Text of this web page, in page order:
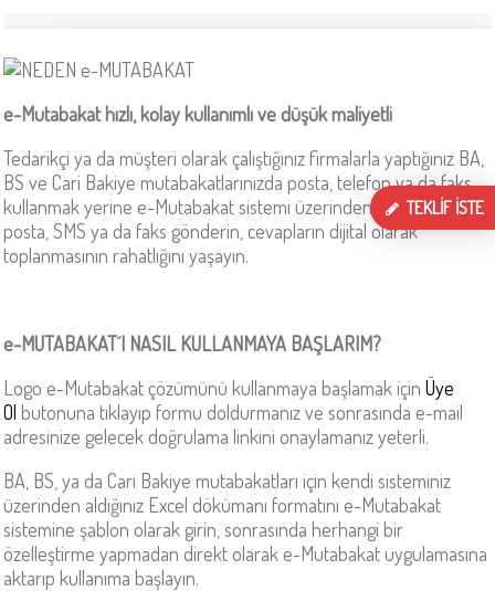
TEKLİF İSTE
e-Mutabakat hızlı, kolay kullanımlı ve düşük maliyetli
Tedarikçi ya da müşteri olarak çalıştığınız firmalarla yaptığınız BA,
BS ve Cari Bakiye mutabakatlarınızda posta, telefon ya da faks
kullanmak yerine e-Mutabakat sistemi üzerinden kolayca e-
posta, SMS ya da faks gönderin, cevapların dijital olarak
toplanmasının rahatlığını yaşayın.
e-MUTABAKAT´I NASIL KULLANMAYA BAŞLARIM?
Logo e-Mutabakat çözümünü kullanmaya başlamak için Üye
Ol butonuna tıklayıp formu doldurmanız ve sonrasında e-mail
adresinize gelecek doğrulama linkini onaylamanız yeterli.
BA, BS, ya da Cari Bakiye mutabakatları için kendi sisteminiz
üzerinden aldığınız Excel dökümanı formatını e-Mutabakat
sistemine şablon olarak girin, sonrasında herhangi bir
özelleştirme yapmadan direkt olarak e-Mutabakat uygulamasına
aktarıp kullanıma başlayın.